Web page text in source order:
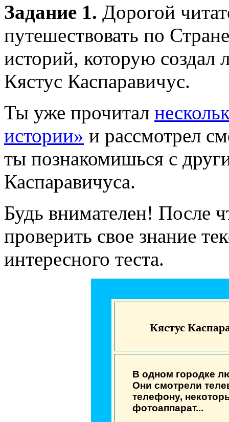
Задание 1. Дорогой
путешествовать по
историй, которую создал
Кястус Каспаравичус.
Ты уже прочитал
истории» и рассмотрел
ты познакомишься с
Каспаравичуса.
Будь внимателен! После
проверить свое знание
интересного теста.
Кястус
В одном городке
Они смотрели
телефону,
фотоаппарат...